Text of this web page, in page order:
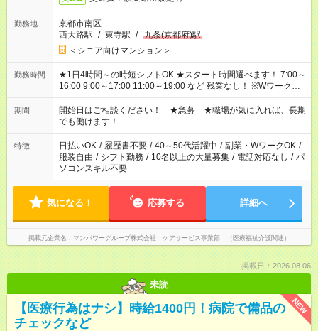
勤務地
京都市南区
西大路駅 / 東寺駅 / 九条(京都府)駅
＜シニア向けマンション＞
勤務時間
★1日4時間～の時短シフトOK ★スタート時間選べます！ 7:00～
16:00 9:00～17:00 11:00～19:00 など 残業なし！ ※Wワークの
場合、他のお仕事と合わせ週40時間超の就業はご案内できませ
ん ※法令に基づき、週20時間以上勤務は社会保険への加入対象
となります ※労働者派遣法（日雇い派遣の原則禁止）により、
短時間・短期間の就業はご案内が難しい場合があります
期間
開始日はご相談ください！ ★急募 ★職場が気に入れば、長期
でも働けます！
特徴 日払いOK / 履歴書不要 / 40～50代活躍中 / 副業・WワークOK /
服装自由 / シフト勤務 / 10名以上の大量募集 / 電話対応なし / パ
ソコンスキル不要
気になる！ 応募する 詳細へ
掲載元企業名 マンパワーグループ株式会社 ケアサービス事業部 （医療福祉介護関連）
掲載日：2026.08.06
未読
NEW
【医療行為はナシ】時給1400円！病院で備品の
チェックなど